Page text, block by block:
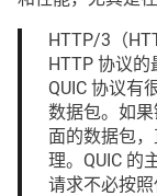
HTTP/3（
HTTP 协议的
QUIC 协议有
数据包。如
面的数据包
理。QUIC 的
请求不必按照